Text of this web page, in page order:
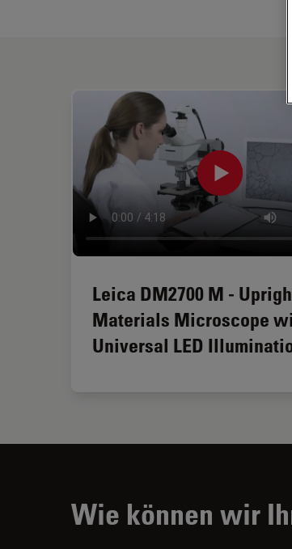
Leica DM2700 M -
Materials Microscope
Universal LED
Wie können wir